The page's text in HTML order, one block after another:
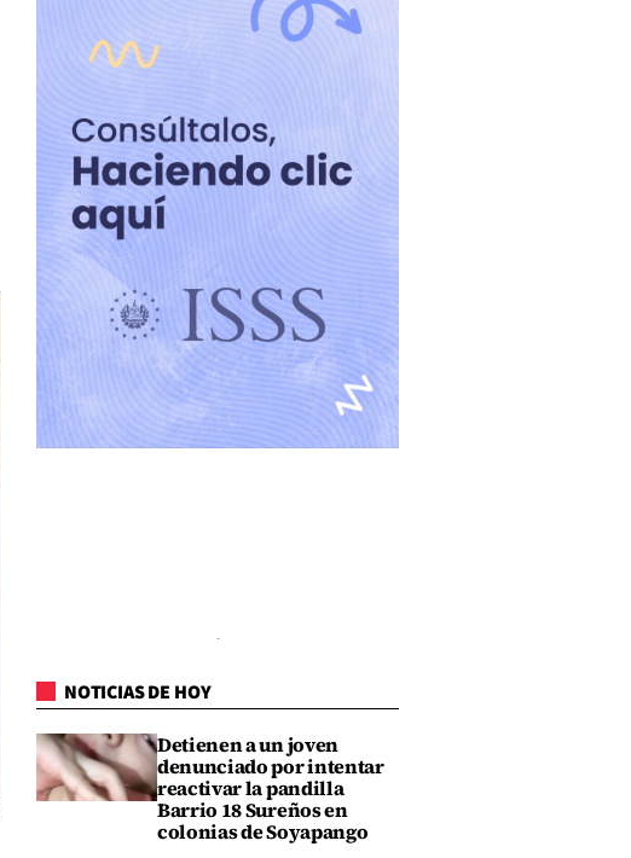
NOTICIAS DE HOY
Detienen a un joven
denunciado por intentar
reactivar la pandilla
Barrio 18 Sureños en
colonias de Soyapango